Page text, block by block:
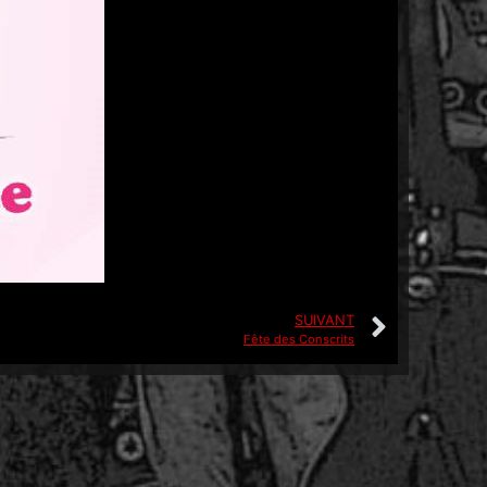
SUIVANT
Fête des Conscrits